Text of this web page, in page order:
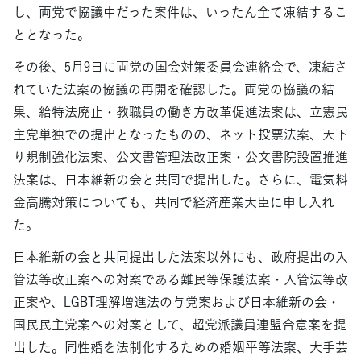
し、両党で協議中だった案件は、いったん全て凍結するこ
ととなった。
その後、5月9日に両党の国会対策委員会連絡会で、凍結さ
れていた法案の協議の再開を確認した。両党の協議の結
果、給特法廃止・教職員の働き方改革促進法案は、立憲民
主党単独での提出となったものの、ネット投票法案、天下
り規制強化法案、公文書管理法改正案・公文書院設置推進
法案は、日本維新の会と共同で提出した。さらに、電気料
金高騰対策についても、共同で経済産業大臣に申し入れ
た。
日本維新の会と共同提出した法案以外にも、政府提出の入
管法等改正案への対案である難民等保護法案・入管法等改
正案や、LGBT理解増進法の与党案および日本維新の会・
国民民主党案への対案として、超党派議員連盟合意案を提
出した。同性婚を法制化するための婚姻平等法案、大手芸